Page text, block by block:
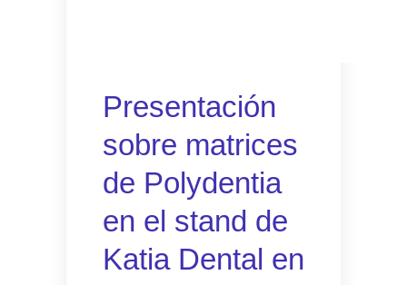
Presentación
sobre matrices
de Polydentia
en el stand de
Katia Dental en